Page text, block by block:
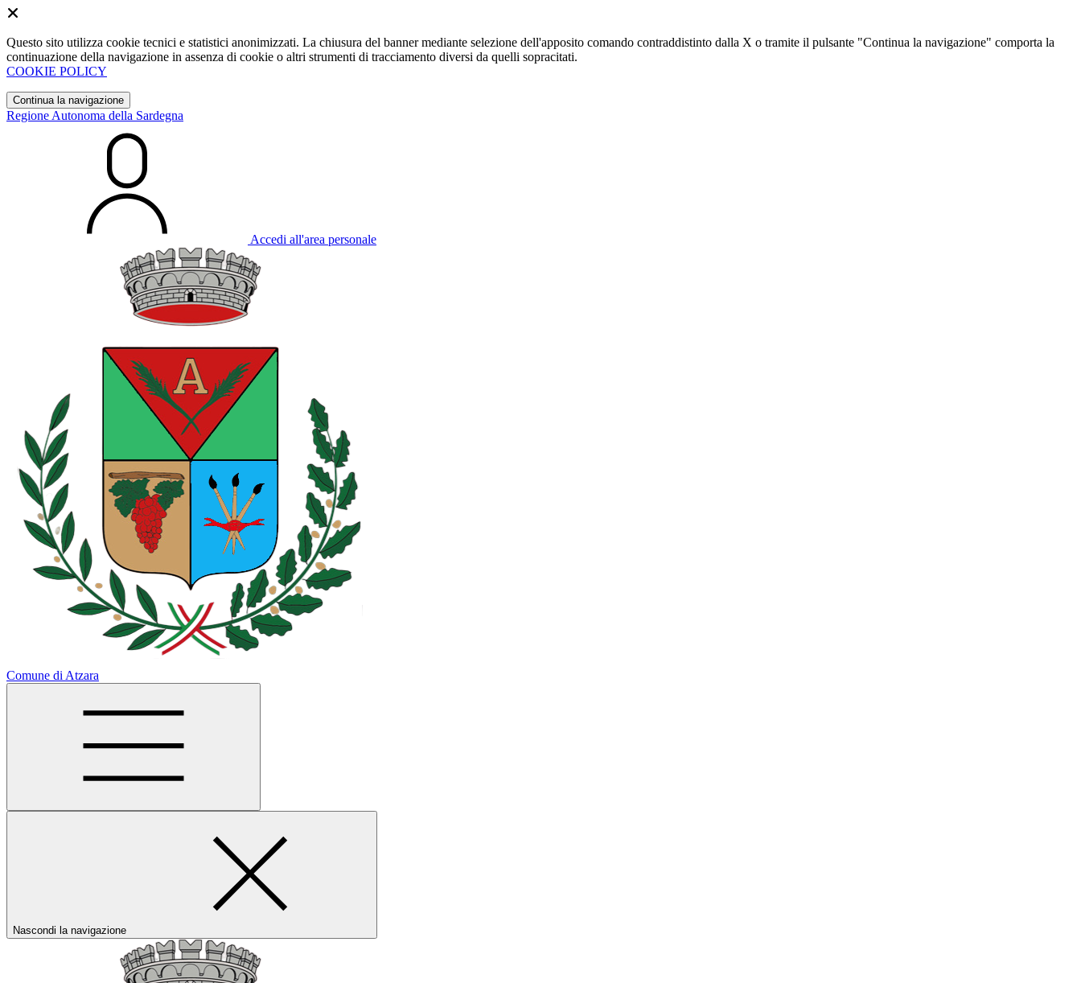
Questo sito utilizza cookie tecnici e statistici anonimizzati. La chiusura del banner mediante selezione dell'apposito comando contraddistinto dalla X o tramite il pulsante "Continua la navigazione" comporta la
continuazione della navigazione in assenza di cookie o altri strumenti di tracciamento diversi da quelli sopracitati.
COOKIE POLICY
Continua la navigazione
Regione Autonoma della Sardegna
Accedi all'area personale
Comune di Atzara
Nascondi la navigazione